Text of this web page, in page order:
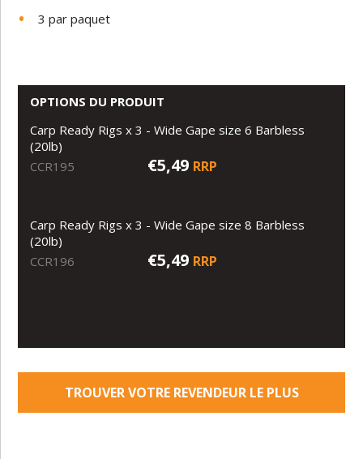
3 par paquet
OPTIONS DU PRODUIT
Carp Ready Rigs x 3 - Wide Gape size 6 Barbless
(20lb)
CCR195
€5,49 RRP
Carp Ready Rigs x 3 - Wide Gape size 8 Barbless
(20lb)
CCR196
€5,49 RRP
TROUVER VOTRE REVENDEUR LE PLUS